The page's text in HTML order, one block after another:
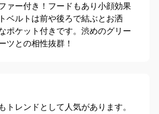
ァー付き！フードもあり小顔効果
ベルトは前や後ろで結ぶとお洒
ポケット付きです。渋めのグリー
ツとの相性抜群！
トレンドとして人気があります。